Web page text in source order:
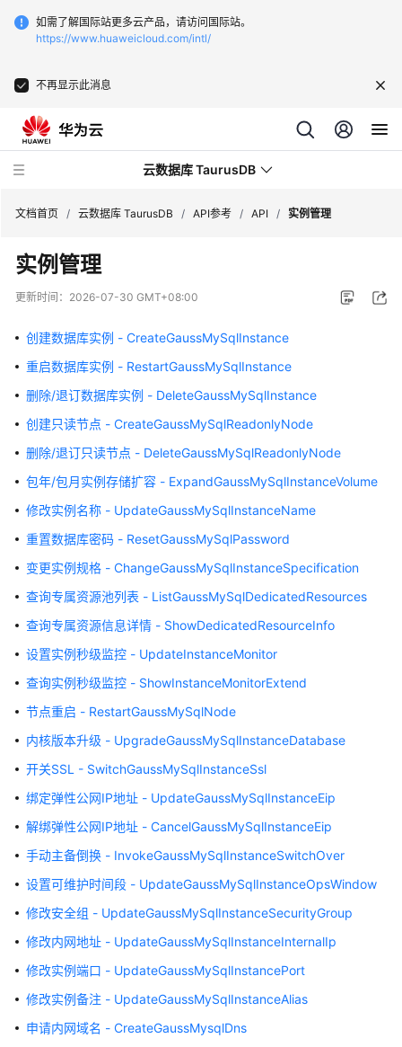
如需了解国际站更多云产品，请访问国际站。
https://www.huaweicloud.com/intl/
不再显示此消息
云数据库 TaurusDB
新
态
服
公
告
产
品
绍
计
说
明
快
速
门
内
介
绍
用
户
南
最
文档首页 / 云数据库 TaurusDB / API参考 / API / 实例管理
实例管理
更新时间： 2026-07-30 GMT+08:00
创建数据库实例 - CreateGaussMySqlInstance
重启数据库实例 - RestartGaussMySqlInstance
删除/退订数据库实例 - DeleteGaussMySqlInstance
创建只读节点 - CreateGaussMySqlReadonlyNode
删除/退订只读节点 - DeleteGaussMySqlReadonlyNode
包年/包月实例存储扩容 - ExpandGaussMySqlInstanceVolume
修改实例名称 - UpdateGaussMySqlInstanceName
重置数据库密码 - ResetGaussMySqlPassword
变更实例规格 - ChangeGaussMySqlInstanceSpecification
查询专属资源池列表 - ListGaussMySqlDedicatedResources
查询专属资源信息详情 - ShowDedicatedResourceInfo
设置实例秒级监控 - UpdateInstanceMonitor
查询实例秒级监控 - ShowInstanceMonitorExtend
节点重启 - RestartGaussMySqlNode
内核版本升级 - UpgradeGaussMySqlInstanceDatabase
开关SSL - SwitchGaussMySqlInstanceSsl
绑定弹性公网IP地址 - UpdateGaussMySqlInstanceEip
解绑弹性公网IP地址 - CancelGaussMySqlInstanceEip
手动主备倒换 - InvokeGaussMySqlInstanceSwitchOver
设置可维护时间段 - UpdateGaussMySqlInstanceOpsWindow
修改安全组 - UpdateGaussMySqlInstanceSecurityGroup
修改内网地址 - UpdateGaussMySqlInstanceInternalIp
修改实例端口 - UpdateGaussMySqlInstancePort
修改实例备注 - UpdateGaussMySqlInstanceAlias
申请内网域名 - CreateGaussMysqlDns